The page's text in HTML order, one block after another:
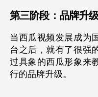
第三阶段：品牌升
当西瓜视频发展成为
台之后，就有了很强
过具象的西瓜形象来
行的品牌升级。